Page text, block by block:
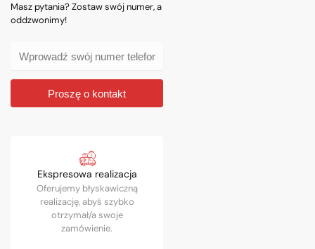
Masz pytania? Zostaw swój numer, a
oddzwonimy!
Proszę o kontakt
Ekspresowa realizacja
Oferujemy błyskawiczną
realizację, abyś szybko
otrzymał/a swoje
zamówienie.